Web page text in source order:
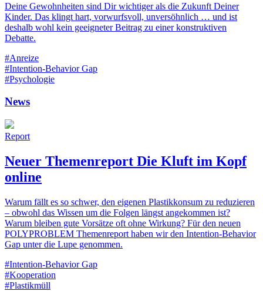
Deine Gewohnheiten sind Dir wichtiger als die Zukunft Deiner
Kinder. Das klingt hart, vorwurfsvoll, unversöhnlich … und ist
deshalb wohl kein geeigneter Beitrag zu einer konstruktiven
Debatte.
#Anreize
#Intention-Behavior Gap
#Psychologie
News
Report
Neuer Themenreport Die Kluft im Kopf
online
Warum fällt es so schwer, den eigenen Plastikkonsum zu reduzieren
– obwohl das Wissen um die Folgen längst angekommen ist?
Warum bleiben gute Vorsätze oft ohne Wirkung? Für den neuen
POLYPROBLEM Themenreport haben wir den Intention-Behavior
Gap unter die Lupe genommen.
#Intention-Behavior Gap
#Kooperation
#Plastikmüll